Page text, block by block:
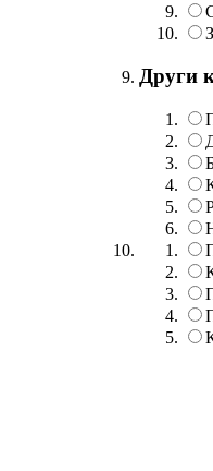
Други